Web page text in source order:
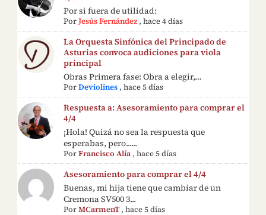
Por si fuera de utilidad:
PorJesús Fernández ,hace 4 días
La Orquesta Sinfónica del Principado de
Asturias convoca audiciones para viola
principal
Obras Primera fase: Obra a elegir,…
PorDeviolines ,hace 5 días
Respuesta a: Asesoramiento para comprar el
4/4
¡Hola! Quizá no sea la respuesta que
esperabas, pero......
PorFrancisco Alía ,hace 5 días
Asesoramiento para comprar el 4/4
Buenas, mi hija tiene que cambiar de un
Cremona SV500 3...
PorMCarmenT,hace 5 días